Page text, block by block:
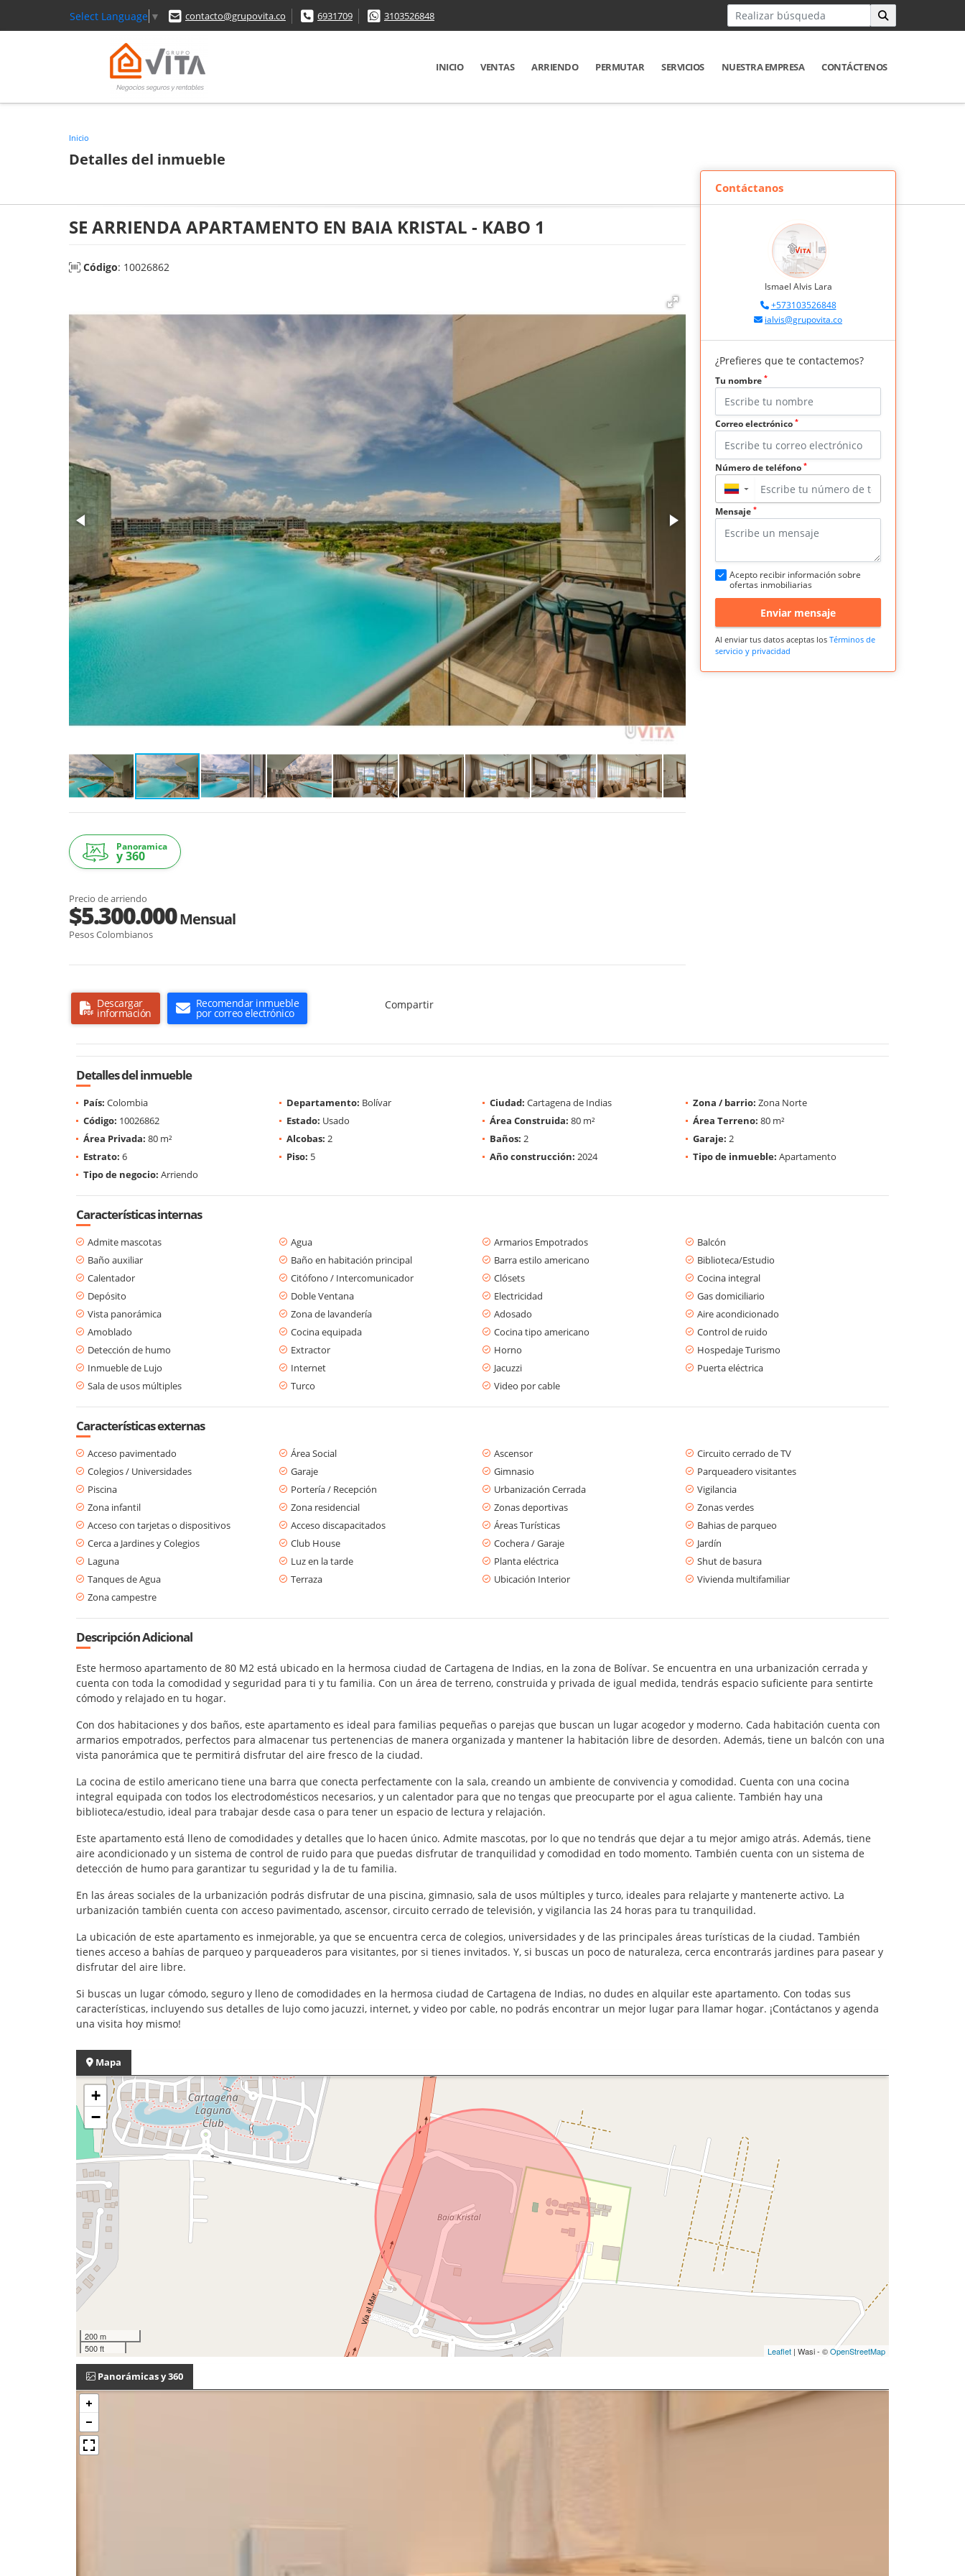
Select Language ▼ contacto@grupovita.co 6931709 3103526848
INICIO VENTAS ARRIENDO PERMUTAR SERVICIOS NUESTRA EMPRESA CONTÁCTENOS
Inicio
Detalles del inmueble
SE ARRIENDA APARTAMENTO EN BAIA KRISTAL - KABO 1
Código: 10026862
Panoramica
y 360
Precio de arriendo
$5.300.000Mensual
Pesos Colombianos
Descargar
información
Recomendar inmueble
por correo electrónico
Compartir
Contáctanos
Ismael Alvis Lara
+573103526848
ialvis@grupovita.co
¿Prefieres que te contactemos?
Tu nombre *
Correo electrónico *
Número de teléfono *
▼
Mensaje *
Acepto recibir información sobre
ofertas inmobiliarias
Enviar mensaje
Al enviar tus datos aceptas los Términos de
servicio y privacidad
Detalles del inmueble
País: Colombia Departamento: Bolívar Ciudad: Cartagena de Indias Zona / barrio: Zona Norte
Código: 10026862 Estado: Usado Área Construida: 80 m² Área Terreno: 80 m²
Área Privada: 80 m² Alcobas: 2 Baños: 2 Garaje: 2
Estrato: 6 Piso: 5 Año construcción: 2024 Tipo de inmueble: Apartamento
Tipo de negocio: Arriendo
Características internas
Admite mascotas Agua Armarios Empotrados
Balcón
Baño auxiliar
Baño en habitación principal Barra estilo americano
Biblioteca/Estudio
Calentador
Citófono / Intercomunicador Clósets
Cocina integral
Depósito
Doble Ventana Electricidad
Gas domiciliario
Vista panorámica
Zona de lavandería Adosado
Aire acondicionado
Amoblado
Cocina equipada Cocina tipo americano
Control de ruido
Detección de humo
Extractor Horno
Hospedaje Turismo
Inmueble de Lujo
Internet Jacuzzi
Puerta eléctrica
Sala de usos múltiples
Turco Video por cable
Características externas
Acceso pavimentado Área Social Ascensor
Circuito cerrado de TV
Colegios / Universidades
Garaje Gimnasio
Parqueadero visitantes
Piscina
Portería / Recepción Urbanización Cerrada
Vigilancia
Zona infantil
Zona residencial Zonas deportivas
Zonas verdes
Acceso con tarjetas o dispositivos
Acceso discapacitados Áreas Turísticas
Bahias de parqueo
Cerca a Jardines y Colegios
Club House Cochera / Garaje
Jardín
Laguna
Luz en la tarde Planta eléctrica
Shut de basura
Tanques de Agua
Terraza Ubicación Interior
Vivienda multifamiliar
Zona campestre
Descripción Adicional
Este hermoso apartamento de 80 M2 está ubicado en la hermosa ciudad de Cartagena de Indias, en la zona de Bolívar. Se encuentra en una urbanización cerrada y
cuenta con toda la comodidad y seguridad para ti y tu familia. Con un área de terreno, construida y privada de igual medida, tendrás espacio suficiente para sentirte
cómodo y relajado en tu hogar.
Con dos habitaciones y dos baños, este apartamento es ideal para familias pequeñas o parejas que buscan un lugar acogedor y moderno. Cada habitación cuenta con
armarios empotrados, perfectos para almacenar tus pertenencias de manera organizada y mantener la habitación libre de desorden. Además, tiene un balcón con una
vista panorámica que te permitirá disfrutar del aire fresco de la ciudad.
La cocina de estilo americano tiene una barra que conecta perfectamente con la sala, creando un ambiente de convivencia y comodidad. Cuenta con una cocina
integral equipada con todos los electrodomésticos necesarios, y un calentador para que no tengas que preocuparte por el agua caliente. También hay una
biblioteca/estudio, ideal para trabajar desde casa o para tener un espacio de lectura y relajación.
Este apartamento está lleno de comodidades y detalles que lo hacen único. Admite mascotas, por lo que no tendrás que dejar a tu mejor amigo atrás. Además, tiene
aire acondicionado y un sistema de control de ruido para que puedas disfrutar de tranquilidad y comodidad en todo momento. También cuenta con un sistema de
detección de humo para garantizar tu seguridad y la de tu familia.
En las áreas sociales de la urbanización podrás disfrutar de una piscina, gimnasio, sala de usos múltiples y turco, ideales para relajarte y mantenerte activo. La
urbanización también cuenta con acceso pavimentado, ascensor, circuito cerrado de televisión, y vigilancia las 24 horas para tu tranquilidad.
La ubicación de este apartamento es inmejorable, ya que se encuentra cerca de colegios, universidades y de las principales áreas turísticas de la ciudad. También
tienes acceso a bahías de parqueo y parqueaderos para visitantes, por si tienes invitados. Y, si buscas un poco de naturaleza, cerca encontrarás jardines para pasear y
disfrutar del aire libre.
Si buscas un lugar cómodo, seguro y lleno de comodidades en la hermosa ciudad de Cartagena de Indias, no dudes en alquilar este apartamento. Con todas sus
características, incluyendo sus detalles de lujo como jacuzzi, internet, y video por cable, no podrás encontrar un mejor lugar para llamar hogar. ¡Contáctanos y agenda
una visita hoy mismo!
Mapa
+
−
200 m
500 ft
Leaflet | Wasi - ©OpenStreetMap
Panorámicas y 360